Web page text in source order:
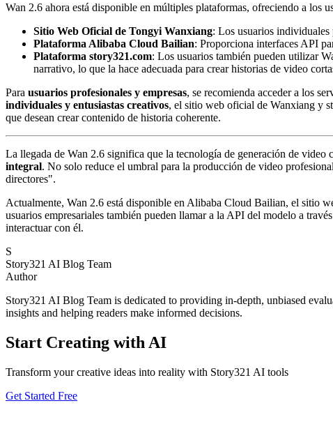
Wan 2.6 ahora está disponible en múltiples plataformas, ofreciendo a los
Sitio Web Oficial de Tongyi Wanxiang: Los usuarios individuales
Plataforma Alibaba Cloud Bailian: Proporciona interfaces API
Plataforma story321.com: Los usuarios también pueden utilizar
narrativo, lo que la hace adecuada para crear historias de video
Para usuarios profesionales y empresas, se recomienda acceder a los
individuales y entusiastas creativos, el sitio web oficial de Wanxiang y
que desean crear contenido de historia coherente.
La llegada de Wan 2.6 significa que la tecnología de generación de video
integral. No solo reduce el umbral para la producción de video
directores".
Actualmente, Wan 2.6 está disponible en Alibaba Cloud Bailian, el sitio
usuarios empresariales también pueden llamar a la API del modelo a
interactuar con él.
S
Story321 AI Blog Team
Author
Story321 AI Blog Team is dedicated to providing in-depth, unbiased
insights and helping readers make informed decisions.
Start Creating with AI
Transform your creative ideas into reality with Story321 AI tools
Get Started Free